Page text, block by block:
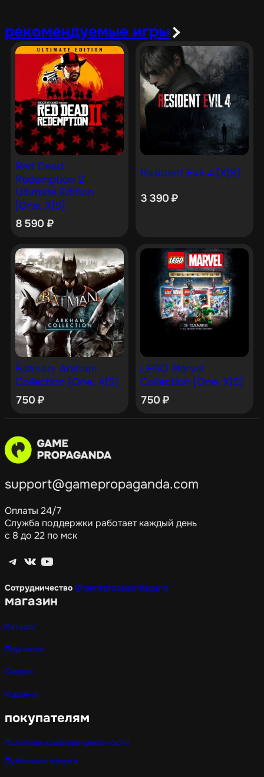
рекомендуемые игры
Red Dead
Redemption 2:
Ultimate Edition
[One, X|S]
8 590 ₽
Resident Evil 4 [X|S]
3 390₽
Batman: Arkham
Collection [One, X|S]
750₽
LEGO Marvel
Collection [One, X|S]
750₽
support@gamepropaganda.com
Оплаты 24/7
Служба поддержки работает каждый день
с 8 до 22 по мск
Telegram ВКонтакте YouTube
Сотрудничество @gamepropagandagang
магазин
Каталог
Подписки
Скидки
Корзина
покупателям
Политика конфиденциальности
Публичная оферта